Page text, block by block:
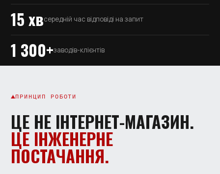
15 хвсередній час відповіді на запит
1 300+заводів-клієнтів
ПРИНЦИП РОБОТИ
ЦЕ НЕ ІНТЕРНЕТ-МАГАЗИН.
ЦЕ ІНЖЕНЕРНЕ
ПОСТАЧАННЯ.